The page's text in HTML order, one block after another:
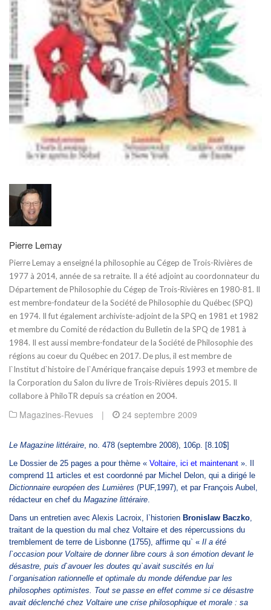
Pierre Lemay
Pierre Lemay a enseigné la philosophie au Cégep de Trois-Rivières de
1977 à 2014, année de sa retraite. Il a été adjoint au coordonnateur du
Département de Philosophie du Cégep de Trois-Rivières en 1980-81. Il
est membre-fondateur de la Société de Philosophie du Québec (SPQ)
en 1974. Il fut également archiviste-adjoint de la SPQ en 1981 et 1982
et membre du Comité de rédaction du Bulletin de la SPQ de 1981 à
1984. Il est aussi membre-fondateur de la Société de Philosophie des
régions au coeur du Québec en 2017. De plus, il est membre de
l`Institut d`histoire de l`Amérique française depuis 1993 et membre de
la Corporation du Salon du livre de Trois-Rivières depuis 2015. Il
collabore à PhiloTR depuis sa création en 2004.
Magazines-Revues | 24 septembre 2009
Le Magazine littéraire, no. 478 (septembre 2008), 106p. [8.10$]
Le Dossier de 25 pages a pour thème « Voltaire, ici et maintenant ». Il
comprend 11 articles et est coordonné par Michel Delon, qui a dirigé le
Dictionnaire européen des Lumières (PUF,1997), et par François Aubel,
rédacteur en chef du Magazine littéraire.
Dans un entretien avec Alexis Lacroix, l`historien Bronislaw Baczko,
traitant de la question du mal chez Voltaire et des répercussions du
tremblement de terre de Lisbonne (1755), affirme qu` « Il a été
l`occasion pour Voltaire de donner libre cours à son émotion devant le
désastre, puis d`avouer les doutes qu`avait suscités en lui
l`organisation rationnelle et optimale du monde défendue par les
philosophes optimistes. Tout se passe en effet comme si ce désastre
avait déclenché chez Voltaire une crise philosophique et morale : sa